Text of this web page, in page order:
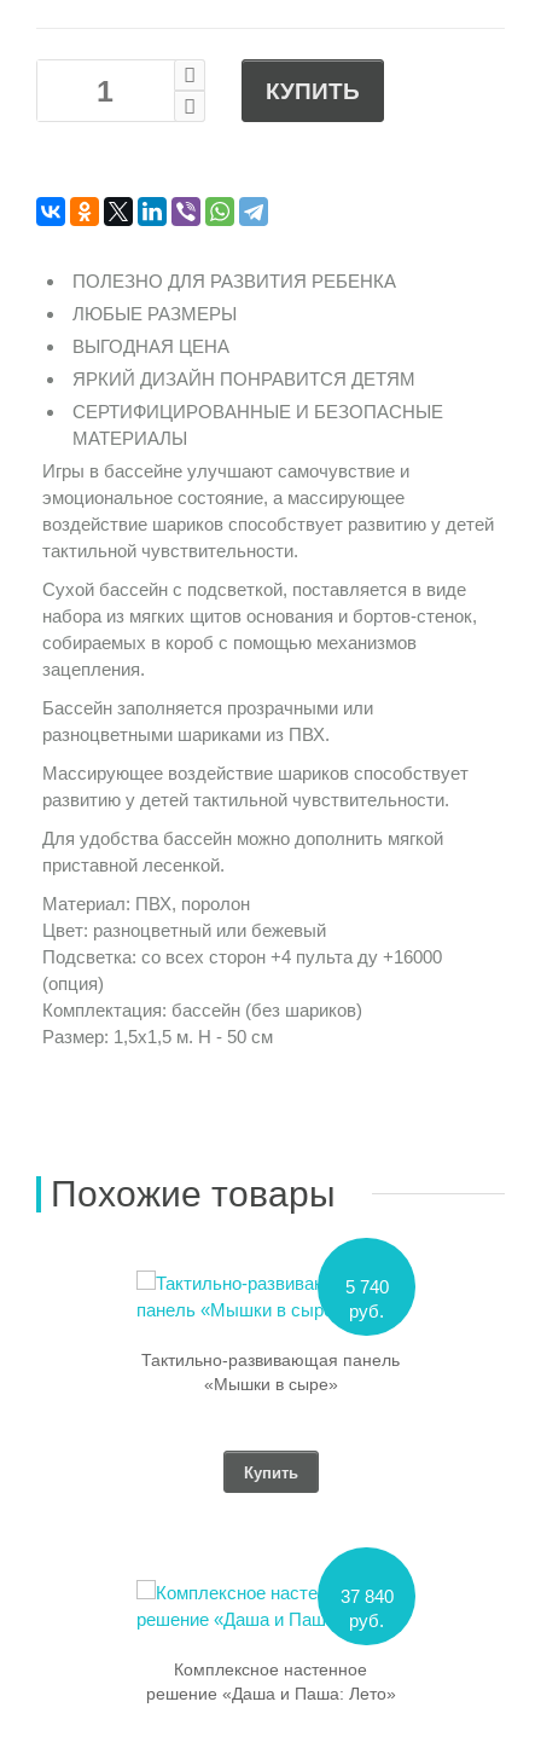
КУПИТЬ
ПОЛЕЗНО ДЛЯ РАЗВИТИЯ РЕБЕНКА
ЛЮБЫЕ РАЗМЕРЫ
ВЫГОДНАЯ ЦЕНА
ЯРКИЙ ДИЗАЙН ПОНРАВИТСЯ ДЕТЯМ
СЕРТИФИЦИРОВАННЫЕ И БЕЗОПАСНЫЕ
МАТЕРИАЛЫ
Игры в бассейне улучшают самочувствие и
эмоциональное состояние, а массирующее
воздействие шариков способствует развитию у детей
тактильной чувствительности.
Сухой бассейн с подсветкой, поставляется в виде
набора из мягких щитов основания и бортов-стенок,
собираемых в короб с помощью механизмов
зацепления.
Бассейн заполняется прозрачными или
разноцветными шариками из ПВХ.
Массирующее воздействие шариков способствует
развитию у детей тактильной чувствительности.
Для удобства бассейн можно дополнить мягкой
приставной лесенкой.
Материал: ПВХ, поролон
Цвет: разноцветный или бежевый
Подсветка: со всех сторон +4 пульта ду +16000
(опция)
Комплектация: бассейн (без шариков)
Размер: 1,5х1,5 м. Н - 50 см
Похожие товары
5 740
руб.
Тактильно-развивающая панель
«Мышки в сыре»
Купить
37 840
руб.
Комплексное настенное
решение «Даша и Паша: Лето»